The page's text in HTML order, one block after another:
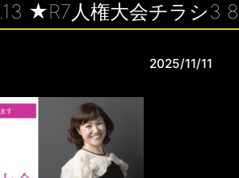
★R7人権大会チラシ3
2025/11/11